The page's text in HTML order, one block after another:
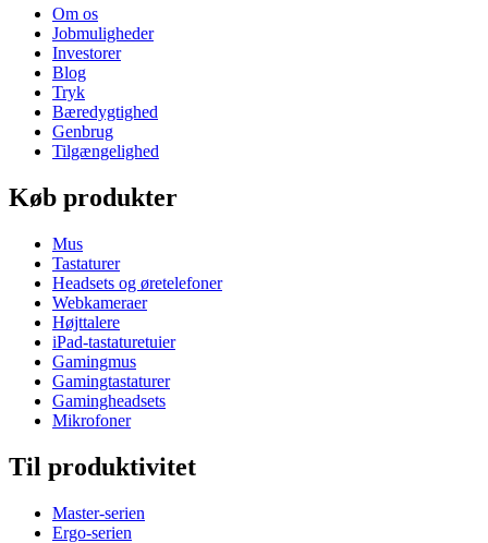
Om os
Jobmuligheder
Investorer
Blog
Tryk
Bæredygtighed
Genbrug
Tilgængelighed
Køb produkter
Mus
Tastaturer
Headsets og øretelefoner
Webkameraer
Højttalere
iPad-tastaturetuier
Gamingmus
Gamingtastaturer
Gamingheadsets
Mikrofoner
Til produktivitet
Master-serien
Ergo-serien